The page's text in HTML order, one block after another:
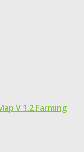
V 1.2 Farming